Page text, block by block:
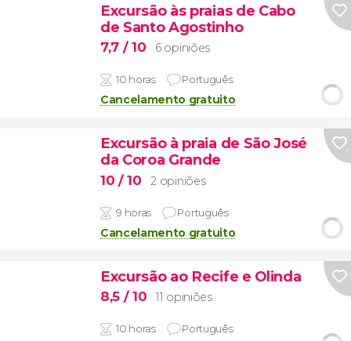
Excursão às praias de Cabo
de Santo Agostinho
7,7 / 10 6 opiniões
10 horas Português
Cancelamento gratuito
Excursão à praia de São José
da Coroa Grande
10 / 10 2 opiniões
9 horas Português
Cancelamento gratuito
Excursão ao Recife e Olinda
8,5 / 10 11 opiniões
10 horas Português